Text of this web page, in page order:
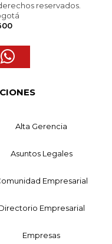
reservados.
Alta Gerencia
Asuntos Legales
Empresarial
Empresarial
Empresas